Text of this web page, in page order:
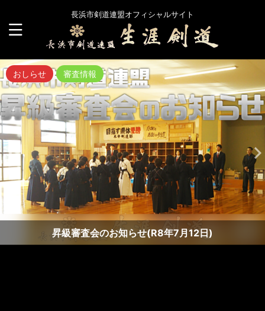
長浜市剣道連盟オフィシャルサイト
おしらせ 審査情報
昇級審査会のお知らせ(R8年7月12日)